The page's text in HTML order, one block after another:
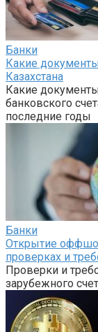
Банки
Какие
Казахстана
Какие
банковского
последние годы
Банки
Открытие
проверках и
Проверки и
зарубежного